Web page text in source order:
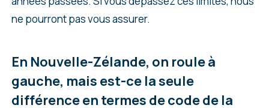
ne pourront pas vous assurer.
En Nouvelle-Zélande, on roule à
gauche, mais est-ce la seule
différence en termes de code de la